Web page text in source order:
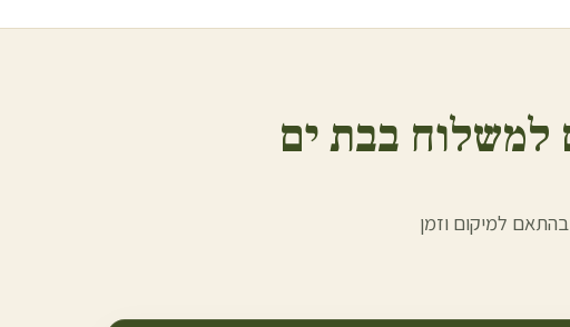
למשלוח בבת ים
למיקום וזמן